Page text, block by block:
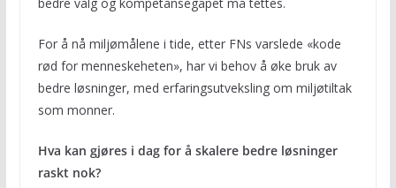
For å nå miljømålene i tide, etter FNs varslede «kode
rød for menneskeheten», har vi behov å øke bruk av
bedre løsninger, med erfaringsutveksling om miljøtiltak
som monner.
Hva kan gjøres i dag for å skalere bedre løsninger
raskt nok?